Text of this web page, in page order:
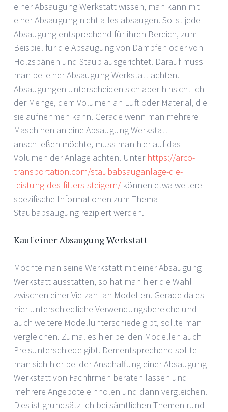
einer Absaugung Werkstatt wissen, man kann mit
einer Absaugung nicht alles absaugen. So ist jede
Absaugung entsprechend für ihren Bereich, zum
Beispiel für die Absaugung von Dämpfen oder von
Holzspänen und Staub ausgerichtet. Darauf muss
man bei einer Absaugung Werkstatt achten.
Absaugungen unterscheiden sich aber hinsichtlich
der Menge, dem Volumen an Luft oder Material, die
sie aufnehmen kann. Gerade wenn man mehrere
Maschinen an eine Absaugung Werkstatt
anschließen möchte, muss man hier auf das
Volumen der Anlage achten. Unter https://arco-
transportation.com/staubabsauganlage-die-
leistung-des-filters-steigern/können etwa weitere
spezifische Informationen zum Thema
Staubabsaugung rezipiert werden.
Kauf einer Absaugung Werkstatt
Möchte man seine Werkstatt mit einer Absaugung
Werkstatt ausstatten, so hat man hier die Wahl
zwischen einer Vielzahl an Modellen. Gerade da es
hier unterschiedliche Verwendungsbereiche und
auch weitere Modellunterschiede gibt, sollte man
vergleichen. Zumal es hier bei den Modellen auch
Preisunterschiede gibt. Dementsprechend sollte
man sich hier bei der Anschaffung einer Absaugung
Werkstatt von Fachfirmen beraten lassen und
mehrere Angebote einholen und dann vergleichen.
Dies ist grundsätzlich bei sämtlichen Themen rund